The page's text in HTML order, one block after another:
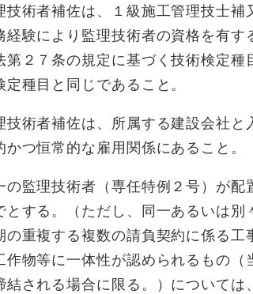
術者補佐は、１級施工管理技士補
経験により監理技術者の資格を有
第２７条の規定に基づく技術検定
定種目と同じであること。
術者補佐は、所属する建設会社と
かつ恒常的な雇用関係にあること。
監理技術者（専任特例２号）が配
とする。（ただし、同一あるいは
の重複する複数の請負契約に係る
作物等に一体性が認められるもの
結される場合に限る。）について